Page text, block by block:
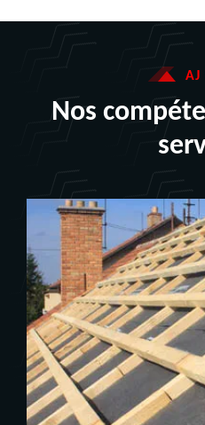
AJ
Nos